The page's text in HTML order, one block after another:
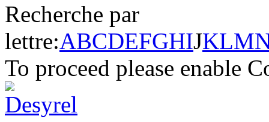
Recherche par
lettre:ABCDEFGHIJKLM
To proceed please enable